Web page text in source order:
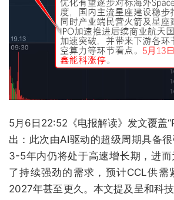
5月6日22:52《电报解读》发文覆盖
出：此次由AI驱动的超级周期具备
3-5年内仍将处于高速增长期，进
了持续强劲的需求，预计CCL供需
2027年甚至更久。本文提及呈和科